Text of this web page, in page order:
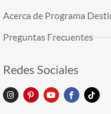
Acerca de Programa
Preguntas Frecuentes
Redes Sociales